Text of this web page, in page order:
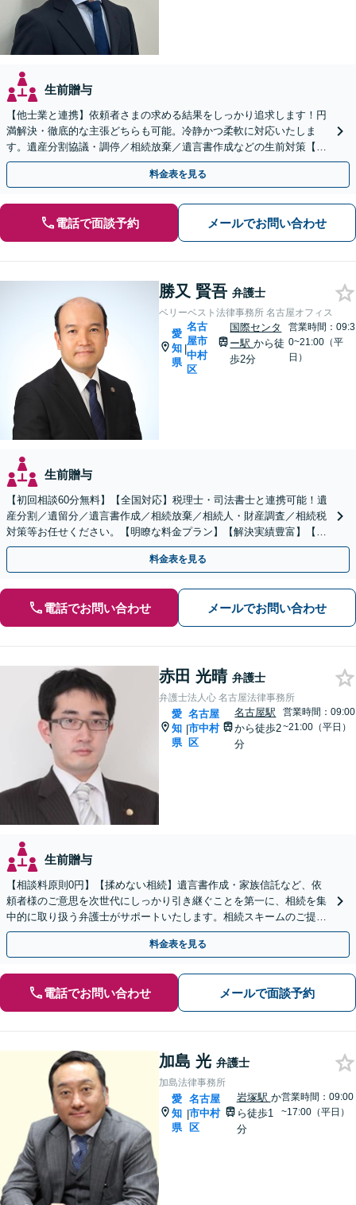
生前贈与
【他士業と連携】依頼者さまの求める結果をしっかり追求します！円
満解決・徹底的な主張どちらも可能。冷静かつ柔軟に対応いたしま
す。遺産分割協議・調停／相続放棄／遺言書作成などの生前対策【初
回相談無料】【休日対応可能】
料金表を見る
電話で面談予約 メールでお問い合わせ
勝又 賢吾 弁護士
ベリーベスト法律事務所 名古屋オフィス
愛
知
県
|
名古
屋市
中村
区
国際センタ
ー駅から徒
歩2分
営業時間：09:3
0~21:00（平
日）
生前贈与
【初回相談60分無料】【全国対応】税理士・司法書士と連携可能！遺
産分割／遺留分／遺言書作成／相続放棄／相続人・財産調査／相続税
対策等お任せください。【明瞭な料金プラン】【解決実績豊富】【電
話相談可】
料金表を見る
電話でお問い合わせ メールでお問い合わせ
赤田 光晴 弁護士
弁護士法人心 名古屋法律事務所
愛
知
県
|
名古屋
市中村
区
名古屋駅
から徒歩2
分
営業時間：09:00
~21:00（平日）
生前贈与
【相談料原則0円】【揉めない相続】遺言書作成・家族信託など、依
頼者様のご意思を次世代にしっかり引き継ぐことを第一に、相続を集
中的に取り扱う弁護士がサポートいたします。相続スキームのご提案
から遺言執行まで責任を持って対応させていただきます。
料金表を見る
電話でお問い合わせ メールで面談予約
加島 光 弁護士
加島法律事務所
愛
知
県
|
名古屋
市中村
区
岩塚駅 か
ら徒歩1
分
営業時間：09:00
~17:00（平日）